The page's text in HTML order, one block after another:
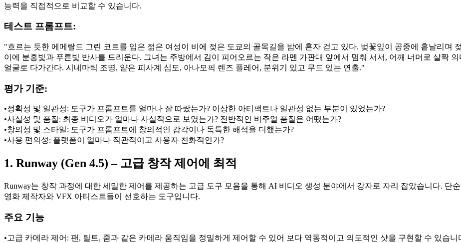
능력을 직접적으로 비교할 수 있습니다.
테스트 프롬프트:
"흐르는 듯한 에메랄드 그린 코트를 입은 젊은 여성이 비에 젖은 도쿄의 골목길을 밤에 혼자 걷고 있다. 벚꽃잎이 공중에 흩날리며
이에 분홍빛과 푸른빛 반사를 드리운다. 그녀는 주방에서 김이 피어오르는 작은 라멘 가판대 앞에서 멈춰 서서, 어깨 너머로 살짝
얼굴로 다가간다. 시네마틱 조명, 얕은 피사계 심도, 아나모픽 렌즈 플레어, 분위기 있고 무드 있는 연출."
평가 기준:
•정확성 및 일관성: 도구가 프롬프트를 얼마나 잘 따랐는가? 이상한 아티팩트나 일관성 없는 부분이 있었는가?
•사실성 및 품질: 최종 비디오가 얼마나 사실적으로 보였는가? 전반적인 비주얼 품질은 어땠는가?
•창의성 및 스타일: 도구가 프롬프트에 창의적인 감각이나 독특한 해석을 더했는가?
•사용 편의성: 플랫폼이 얼마나 직관적이고 사용자 친화적인가?
1. Runway (Gen 4.5) – 고급 창작 제어에 최적
Runway는 창작 과정에 대한 세밀한 제어를 제공하는 고급 도구 모음을 통해 AI 비디오 생성 분야에서 강자로 자리 잡았습니다. 단
영화 제작자와 VFX 아티스트들이 선호하는 도구입니다.
주요 기능
•고급 카메라 제어: 팬, 틸트, 줌과 같은 카메라 움직임을 정밀하게 제어할 수 있어 보다 역동적이고 의도적인 샷을 구현할 수 있습니